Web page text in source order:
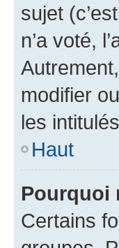
sujet
n’a voté,
modifier
les
Haut
Pourquoi
Certains